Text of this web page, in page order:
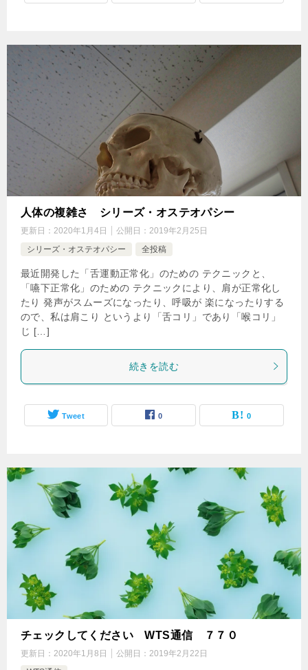
人体の複雑さ シリーズ・オステオパシー
更新日： 2020年1月4日 公開日： 2019年2月25日
シリーズ・オステオパシー
全投稿
最近開発した「舌運動正常化」のための テクニックと、
「嚥下正常化」のための テクニックにより、肩が正常化し
たり 発声がスムーズになったり、呼吸が 楽になったりする
ので、私は肩こり というより「舌コリ」であり「喉コリ」
じ […]
続きを読む
Tweet 0 0
チェックしてください WTS通信 ７７０
更新日： 2020年1月8日 公開日： 2019年2月22日